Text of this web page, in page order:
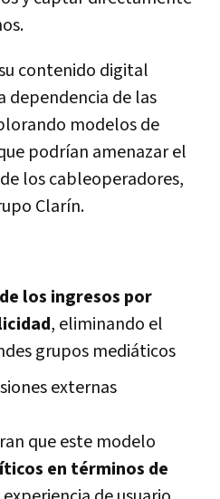
contenido digital
dependencia de las
modelos de
podrían amenazar el
los cableoperadores,
Clarín.
los ingresos por
, eliminando el
grupos mediáticos
externas
que este modelo
en términos de